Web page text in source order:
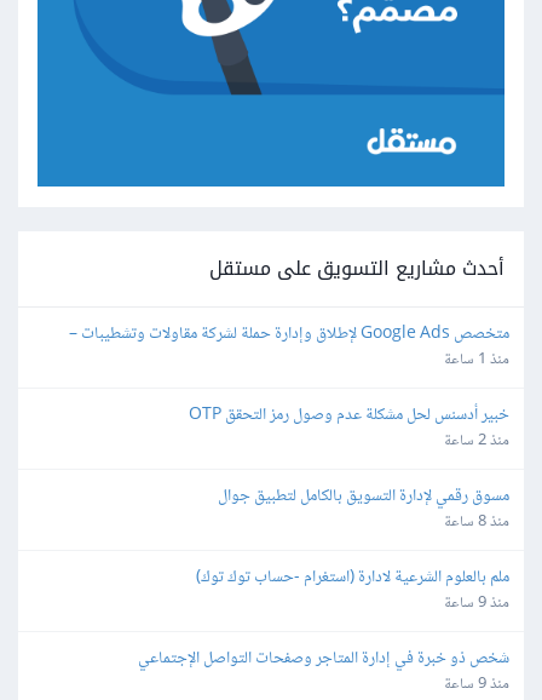
أحدث مشاريع التسويق على مستقل
Lead Generation
منذ 1 ساعة
خبير أدسنس لحل مشكلة عدم وصول رمز التحقق OTP
منذ 2 ساعة
مسوق رقمي لإدارة التسويق بالكامل لتطبيق جوال
منذ 8 ساعة
ملم بالعلوم الشرعية لادارة (استغرام -حساب توك توك)
منذ 9 ساعة
شخص ذو خبرة في إدارة المتاجر وصفحات التواصل الإجتماعي
منذ 9 ساعة